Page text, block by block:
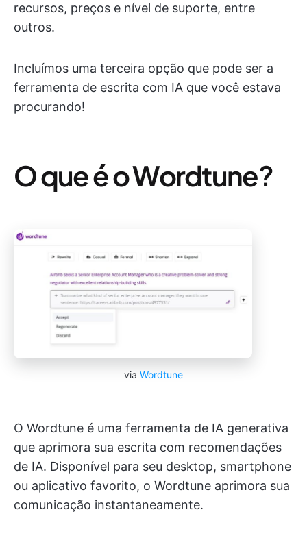
recursos, preços e nível de suporte, entre
outros.
Incluímos uma terceira opção que pode ser a
ferramenta de escrita com IA que você estava
procurando!
O que é o Wordtune?
via Wordtune
O Wordtune é uma ferramenta de IA generativa
que aprimora sua escrita com recomendações
de IA. Disponível para seu desktop, smartphone
ou aplicativo favorito, o Wordtune aprimora sua
comunicação instantaneamente.